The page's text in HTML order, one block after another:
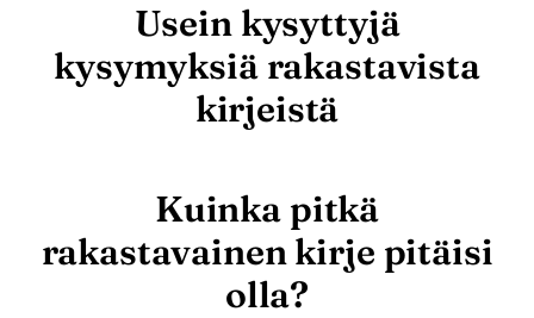
Usein kysyttyjä
kysymyksiä rakastavista
kirjeistä
Kuinka pitkä
rakastavainen kirje pitäisi
olla?